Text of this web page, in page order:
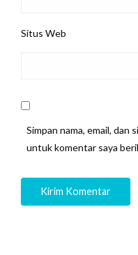
Situs Web
Simpan nama, email, dan
untuk komentar saya